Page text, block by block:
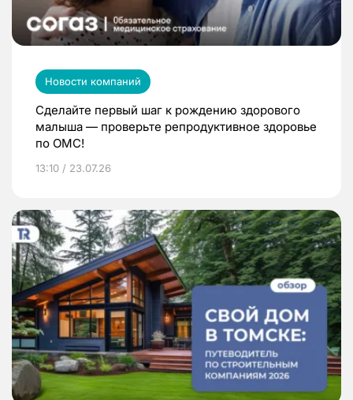
Новости компаний
Сделайте первый шаг к рождению здорового
малыша — проверьте репродуктивное здоровье
по ОМС!
13:10 / 23.07.26